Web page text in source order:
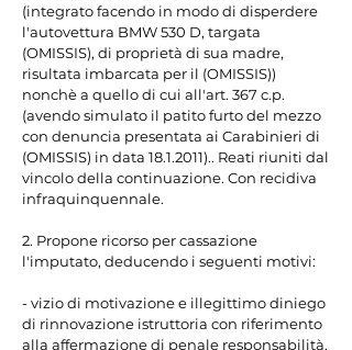
(integrato facendo in modo di disperdere
l'autovettura BMW 530 D, targata
(OMISSIS), di proprietà di sua madre,
risultata imbarcata per il (OMISSIS))
nonchè a quello di cui all'art. 367 c.p.
(avendo simulato il patito furto del mezzo
con denuncia presentata ai Carabinieri di
(OMISSIS) in data 18.1.2011).. Reati riuniti dal
vincolo della continuazione. Con recidiva
infraquinquennale.
2. Propone ricorso per cassazione
l'imputato, deducendo i seguenti motivi:
- vizio di motivazione e illegittimo diniego
di rinnovazione istruttoria con riferimento
alla affermazione di penale responsabilità.